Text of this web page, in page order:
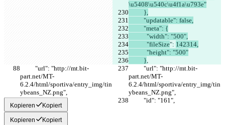
\u5408\u540c\u4f1a\u793e"
          },
          "updatable": false,
          "meta": {
            "width": "500",
            "fileSize
": 142314,
            "height": "500"
          }
,
part.net/MT-
6.2.4/html/sportiva/entry_img/tin
ybeans_NZ.png",
part.net/MT-
6.2.4/html/sportiva/entry_img/tin
ybeans_NZ.png",
          "id": "161",
          "id": "161",
Kopieren Kopiert
Kopieren Kopiert